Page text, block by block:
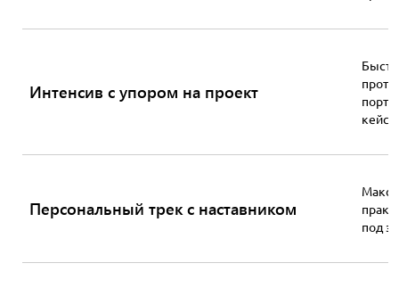
Интенсив с упором на проект
кейс
Персональный трек с наставником
под